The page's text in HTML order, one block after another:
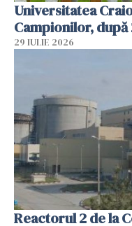
Universitatea
Campionilor,
29 IULIE 2026
Reactorul 2 de la